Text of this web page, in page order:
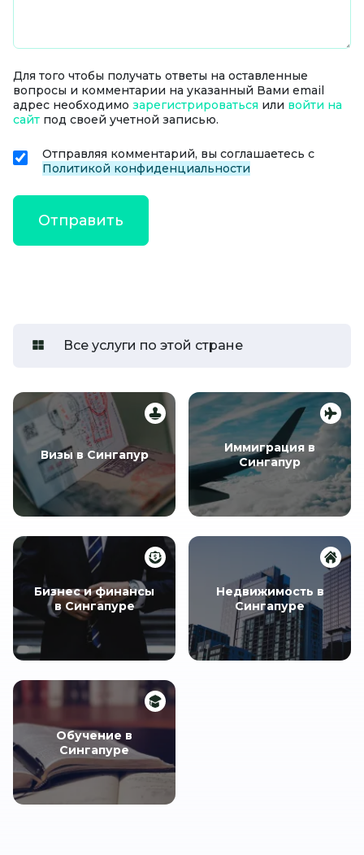
Для того чтобы получать ответы на оставленные
вопросы и комментарии на указанный Вами email
адрес необходимо зарегистрироваться или войти на
сайт под своей учетной записью.
Отправляя комментарий, вы соглашаетесь с
Политикой конфиденциальности
Все услуги по этой стране
Визы в Сингапур
Иммиграция в
Сингапур
Бизнес и финансы
в Сингапуре
Недвижимость в
Сингапуре
Обучение в
Сингапуре